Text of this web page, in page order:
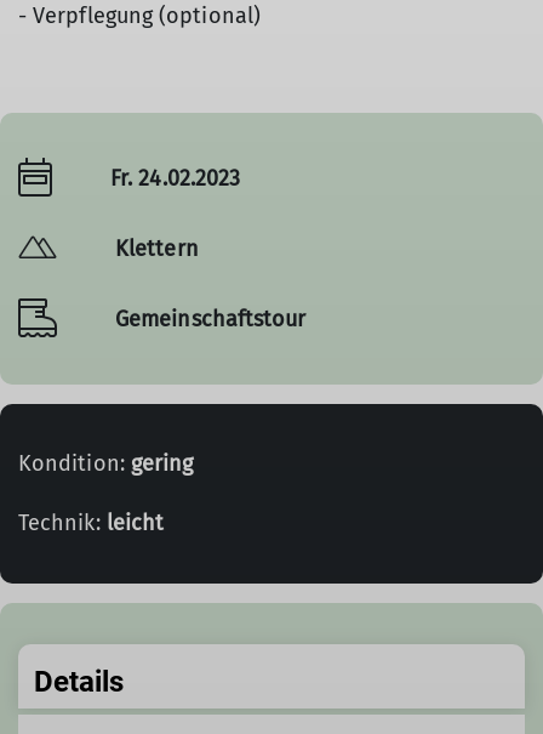
- Verpflegung (optional)
Fr. 24.02.2023
Klettern
Gemeinschaftstour
Kondition: gering
Technik: leicht
Details